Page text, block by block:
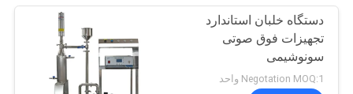
دستگاه خلبان استاندارد
تجهیزات فوق صوتی
سونوشیمی
Negotation MOQ:1 واحد